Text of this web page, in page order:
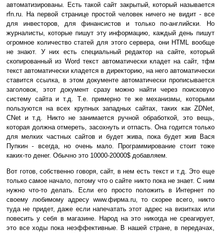
автоматизированы. Есть такой сайт закрытый, который называется
rfn.ru. На первой странице простой человек ничего не видит - все
для инвесторов, для финансистов и только по-английски. Но
журналисты, которые пишут эту информацию, каждый день пишут
огромное количество статей для этого сервера, они HTML вообще
не знают. У них есть специальный редактор на сайте, который
скопированный из Word текст автоматически кладет на сайт, тфм
текст автоматически кладется в директорию, на него автоматически
ставится ссылка, в этом документе автоматически прописывается
заголовок, этот документ сразу можно найти через поисковую
систему сайта и т.д. Т.е. примерно те же механизмы, которыми
пользуются на всех крупных западных сайтах, таких как ZDNet,
CNet и т.д. Никто не занимается ручной обработкой, это вещь,
которая должна отмереть, засохнуть и отпасть. Она годится только
для мелких частных сайтов и будет жива, пока будет жив Вася
Пупкин - всегда, но очень мало. Программирование стоит тоже
каких-то денег. Обычно это 10000-20000$ добавляем.
Вот готов, собственно говоря, сайт, в нем есть текст и т.д. Это еще
только самое начало, потому что о сайте никто пока не знает. С ним
нужно что-то делать. Если его просто положить в Интернет по
своему любимому адресу www.фирма.ru, то скорее всего, никто
туда не придет, даже если напечатать этот адрес на визитках или
повесить у себя в магазине. Народ на это никогда не среагирует,
это все ходы пока неэффективные. В нашей стране, в передачах,